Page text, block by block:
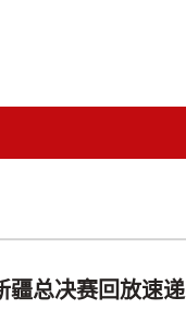
疆总决赛回放速递